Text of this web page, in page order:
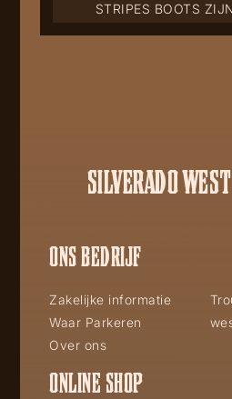
STRIPES BOOTS
SILVERADO
ONS BEDRIJF
Zakelijke informatie
Waar Parkeren
Over ons
ONLINE SHOP